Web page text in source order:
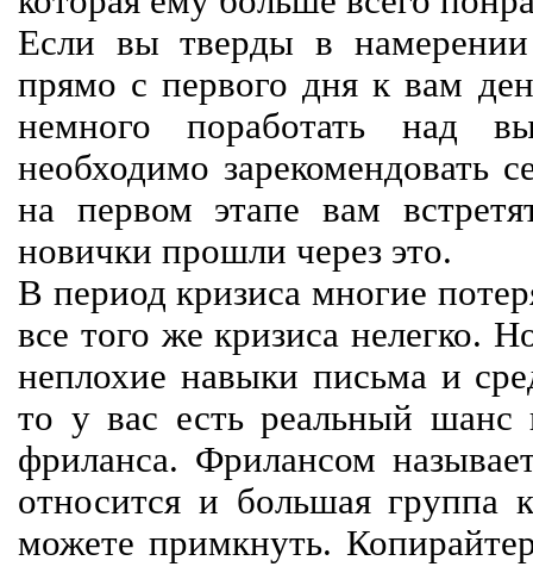
Если вы тверды в
прямо с первого дня к вам
немного поработать над
необходимо зарекомендовать
на первом этапе вам
новички прошли через это.
В период кризиса многие
все того же кризиса нелегко.
неплохие навыки письма и
то у вас есть реальный шанс
фриланса. Фрилансом
относится и большая группа
можете примкнуть.